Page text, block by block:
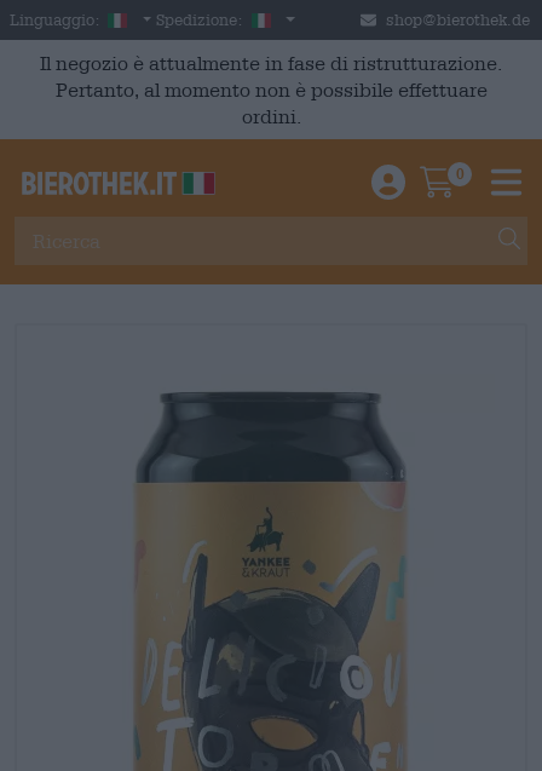
Skip to main content
Linguaggio: Italian
Spedizione: Italia shop@bierothek.de
Il negozio è attualmente in fase di ristrutturazione.
Pertanto, al momento non è possibile effettuare
ordini.
Einloggen /
0